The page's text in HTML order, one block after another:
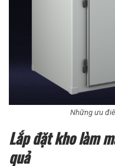
Những ưu
Lắp đặt kho làm
quả